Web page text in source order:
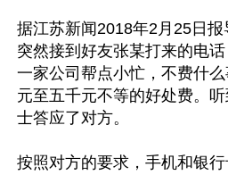
据江苏新闻2018年2月25日
突然接到好友张某打来的电
一家公司帮点小忙，不费什
元至五千元不等的好处费。
士答应了对方。
按照对方的要求，手机和银